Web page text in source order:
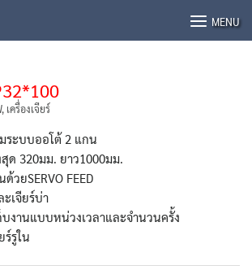
MENU
, เครื่องเจียร์
ระบบออโต้ 2 แกน
ด 320มม. ยาว1000มม.
ยSERVO FEED
เจียร์บ่า
งานแบบหน่วงเวลาและจำนวนครั้ง
รูใน